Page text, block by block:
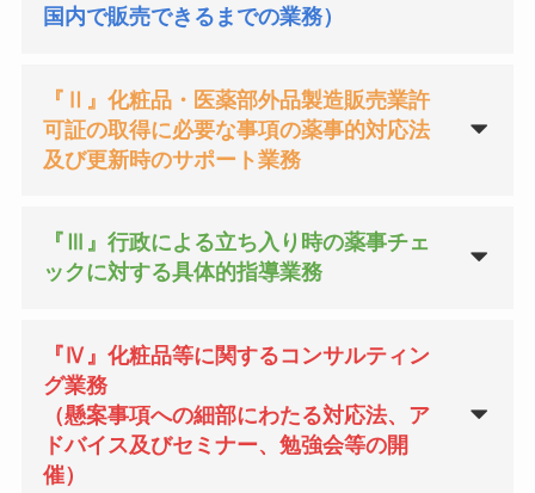
国内で販売できるまでの業務）
『Ⅱ』化粧品・医薬部外品製造販売業許
可証の取得に必要な事項の薬事的対応法
及び更新時のサポート業務
『Ⅲ』行政による立ち入り時の薬事チェ
ックに対する具体的指導業務
『Ⅳ』化粧品等に関するコンサルティン
グ業務
（懸案事項への細部にわたる対応法、ア
ドバイス及びセミナー、勉強会等の開
催）